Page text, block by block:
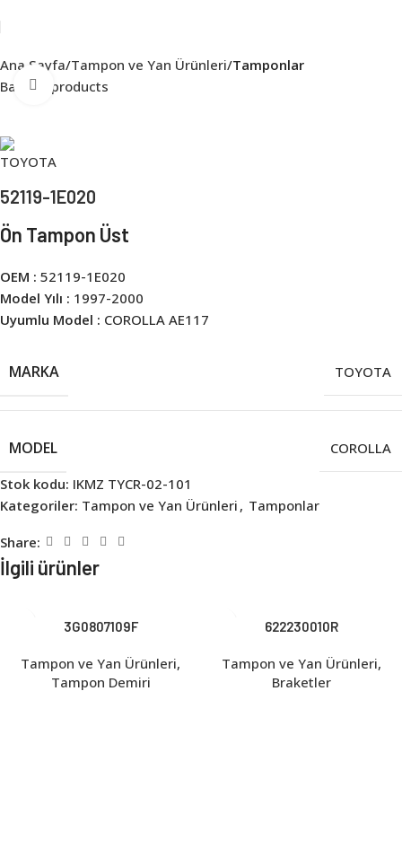
Ana Sayfa Tampon ve Yan Ürünleri Tamponlar
Back to products
Click to enlarge
52119-1E020
Ön Tampon Üst
OEM : 52119-1E020
Model Yılı : 1997-2000
Uyumlu Model : COROLLA AE117
MARKA TOYOTA
MODEL
COROLLA
Stok kodu: IKMZ TYCR-02-101
Kategoriler: Tampon ve Yan Ürünleri , Tamponlar
Share:
İlgili ürünler
3G0807109F
Tampon ve Yan Ürünleri,
Tampon Demiri
622230010R
Tampon ve Yan Ürünleri,
Braketler